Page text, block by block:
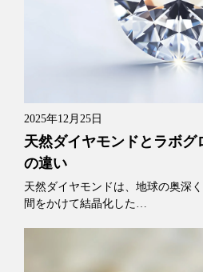
2025年12月25日
天然ダイヤモンドとラボグ
の違い
天然ダイヤモンドは、地球の奥深
間をかけて結晶化した…